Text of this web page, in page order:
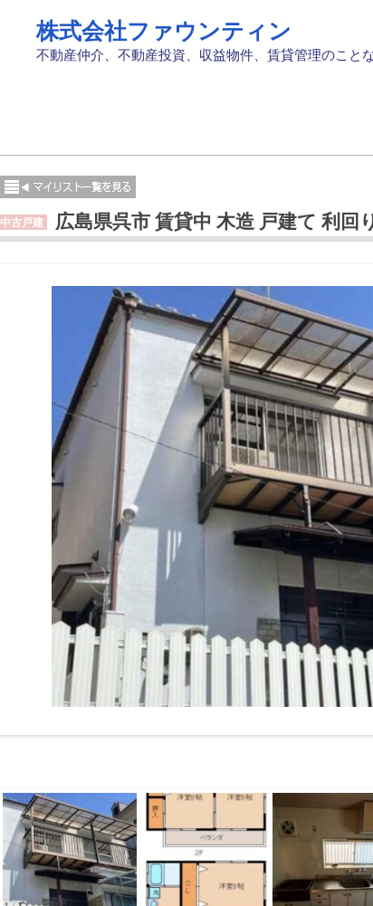
株式会社ファウンティン
不動産仲介、不動産投資、収益物件、賃貸管理のこと
中古戸建 広島県呉市 賃貸中 木造 戸建て 利回